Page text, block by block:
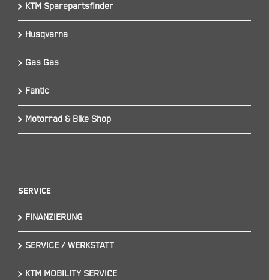
KTM Sparepartsfinder
Husqvarna
Gas Gas
Fantic
Motorrad & Bike Shop
Service
FINANZIERUNG
SERVICE / WERKSTATT
KTM MOBILITY SERVICE